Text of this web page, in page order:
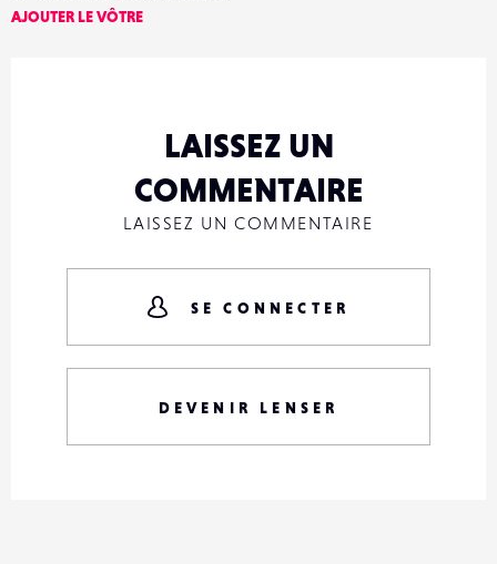
AJOUTER LE VÔTRE
LAISSEZ UN
COMMENTAIRE
LAISSEZ UN COMMENTAIRE
SE CONNECTER
DEVENIR LENSER